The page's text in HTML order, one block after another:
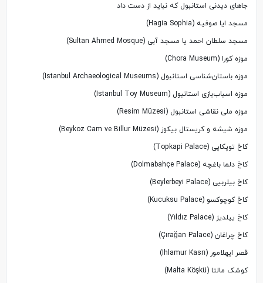
جاهای دیدنی استانبول که نباید از دست داد
مسجد ایا صوفیه (Hagia Sophia)
مسجد سلطان احمد یا مسجد آبی (Sultan Ahmed Mosque)
موزه کورا (Chora Museum)
موزه باستان‌شناسی استانبول (Istanbul Archaeological Museums)
موزه اسباب‌بازی استانبول (Istanbul Toy Museum)
موزه ملی نقاشی استانبول (Resim Müzesi)
موزه شیشه و کریستال بیکوز (Beykoz Cam ve Billur Müzesi)
کاخ توپکاپی (Topkapi Palace)
کاخ دلما باغچه (Dolmabahçe Palace)
کاخ بیلربیی (Beylerbeyi Palace)
کاخ کوچوکسو (Kucuksu Palace)
کاخ ییلدیز (Yıldız Palace)
کاخ چراغان (Çırağan Palace)
قصر ایهلامور (Ihlamur Kasrı)
کوشک مالتا (Malta Köşkü)